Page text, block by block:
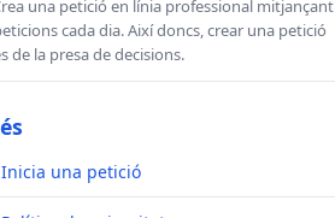
una petició en línia professional mitjançant
cada dia. Així doncs, crear una petició
de la presa de decisions.
Inicia una petició